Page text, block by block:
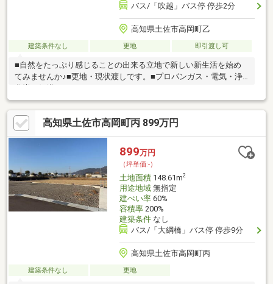
バス/「吹越」バス停 停歩2分
高知県土佐市高岡町乙
建築条件なし 更地 即引渡し可
■自然をたっぷり感じることの出来る立地で新しい新生活を始め
てみませんか♪■更地・現状渡しです。■プロパンガス・電気・浄
高知県土佐市高岡町丙 899万円
899万円
（坪単価:-）
土地面積148.61m2
用途地域無指定
建ぺい率60%
容積率200%
建築条件なし
バス/「大綱橋」バス停 停歩9分
高知県土佐市高岡町丙
建築条件なし 更地